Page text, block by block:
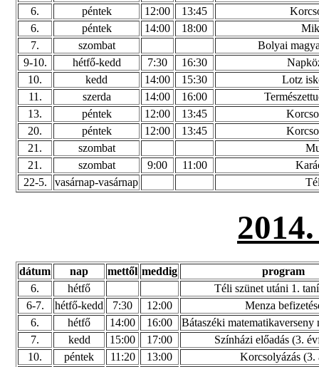
6.
péntek 12:00 13:45
6.
péntek 14:00 18:00
7.
szombat
Bolyai
9-10.
hétfő-kedd 7:30 16:30
10.
kedd 14:00 15:30
Lotz
11.
szerda 14:00 16:00
13.
péntek 12:00 13:45
20.
péntek 12:00 13:45
21.
szombat
21.
szombat 9:00 11:00
22-5.
vasárnap-vasárnap
dátum nap mettől meddig
program
6.
hétfő
Téli szünet utáni 1.
6-7.
hétfő-kedd 7:30 12:00
Menza
6.
hétfő 14:00 16:00
Bátaszéki
7.
kedd 15:00 17:00
Színházi előadás (3.
10.
péntek 11:20 13:00
Korcsolyázás (3.